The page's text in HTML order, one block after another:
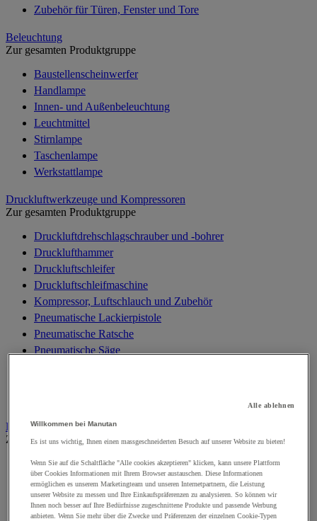
Zubehör für Türen, Fenster und Tore
Beleuchtung
Zur gesamten Produktgruppe
Baustellenscheinwerfer
Handlampe
Innen- und Außenbeleuchtung
Leuchtmittel
Stirnlampe
Taschenlampe
Werkstattlampe
Druckluftwerkzeuge und Kompressoren
Zur gesamten Produktgruppe
Druckluftdrehschlagschrauber und -bohrer
Drucklufthammer
Druckluftschleifer
Druckluftschleifmaschine
Kompressor, Luftschlauch und Zubehör
Pneumatische Lackierpistole
Pneumatische Ratsche
Pneumatische Säge
Elektronik
Zur gesamten Produktgruppe
Baterien, Ladegerät und Kabel
Kabel, Kabelanschluss- und Verlegung
Schaltschrank, Schaltkasten und Zubehör
Steckdose und Schalter
Alle ablehnen
Willkommen bei Manutan
Es ist uns wichtig, Ihnen einen massgeschneiderten Besuch auf unserer Website zu bieten!
Wenn Sie auf die Schaltfläche "Alle cookies akzeptieren" klicken, kann unsere Plattform
über Cookies Informationen mit Ihrem Browser austauschen. Diese Informationen
ermöglichen es unserem Marketingteam und unseren Internetpartnern, die Leistung
unserer Website zu messen und Ihre Einkaufspräferenzen zu analysieren. So können wir
Ihnen noch besser auf Ihre Bedürfnisse zugeschnittene Produkte und passende Werbung
anbieten. Wenn Sie mehr über die Zwecke und Präferenzen der einzelnen Cookie-Typen